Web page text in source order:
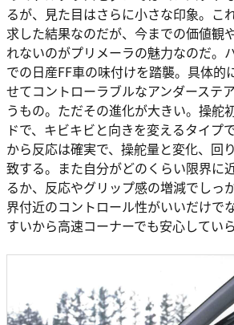
るが、見た目はさらに小さな印象。こ
求した結果なのだが、今までの価値観
れないのがプリメーラの魅力なのだ。
での日産FF車の味付けを踏襲。具体的
せてコントローラブルなアンダーステ
うもの。ただその進化が大きい。操舵
ドで、キビキビと向きを変えるタイプ
から反応は確実で、操舵量と変化、回
致する。また自分がどのくらい限界に
るか、反応やグリップ感の増減でしっ
界付近のコントロール性がいいだけで
すいから高速コーナーでも安心してい